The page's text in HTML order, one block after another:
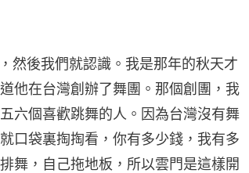
然後我們就認識。我是那年的秋天才
他在台灣創辦了舞團。那個創團，我
六個喜歡跳舞的人。因為台灣沒有舞
口袋裏掏掏看，你有多少錢，我有多
舞，自己拖地板，所以雲門是這樣開